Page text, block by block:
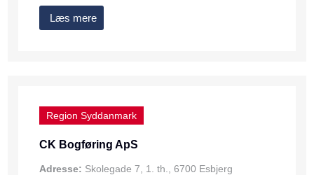
Læs mere
Region Syddanmark
CK Bogføring ApS
Adresse: Skolegade 7, 1. th., 6700 Esbjerg